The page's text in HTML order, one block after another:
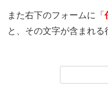
また右下のフォームに「
と、その文字が含まれる